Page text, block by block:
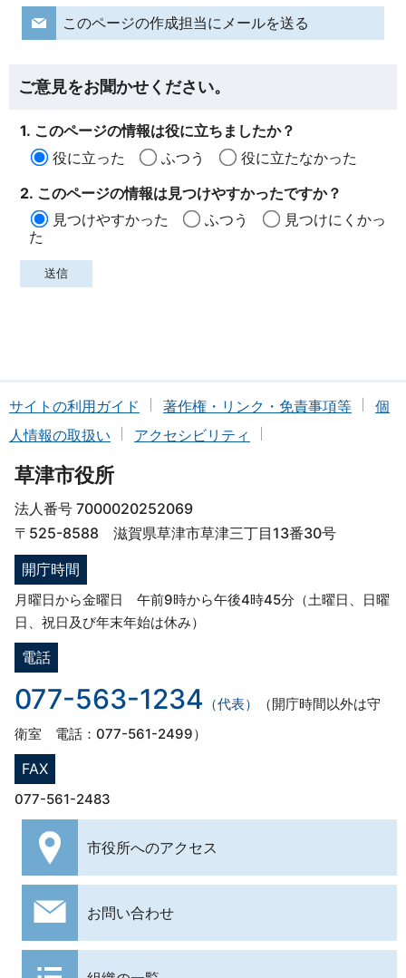
このページの作成担当にメールを送る
ご意見をお聞かせください。
1. このページの情報は役に立ちましたか？
役に立った
ふつう
役に立たなかった
2. このページの情報は見つけやすかったですか？
見つけやすかった
ふつう
見つけにくかっ
た
サイトの利用ガイド 著作権・リンク・免責事項等
個
人情報の取扱い
アクセシビリティ
草津市役所
法人番号 7000020252069
〒525-8588 滋賀県草津市草津三丁目13番30号
開庁時間
月曜日から金曜日 午前9時から午後4時45分（土曜日、日曜
日、祝日及び年末年始は休み）
電話
077-563-1234 （代表）
（開庁時間以外は守
衛室 電話：077-561-2499）
FAX
077-561-2483
市役所へのアクセス
お問い合わせ